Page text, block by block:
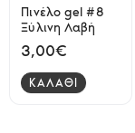
Πινέλο gel #8
Ξύλινη Λαβή
3,00€
ΚΑΛΑΘΙ